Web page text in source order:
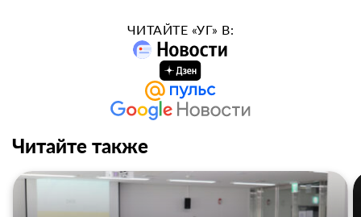
ЧИТАЙТЕ «УГ» В:
Читайте также